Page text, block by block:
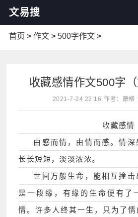
文易搜
首页 > 作文> 500字作文>
收藏感情作文500字（
2021-7-24 22:16 作者：康格
收藏感情
由感而情，由情而感。情深
长长短短，淡淡浓浓。
世间万般生命，能相互撞击
是一段缘，有缘的生命便有了
情。许多人终其一生，只为了